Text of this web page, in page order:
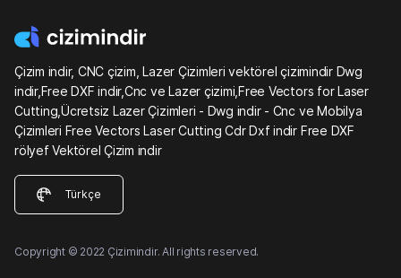
Çizim indir, CNC çizim, Lazer Çizimleri vektörel çizimindir Dwg
indir,Free DXF indir,Cnc ve Lazer çizimi,Free Vectors for Laser
Cutting,Ücretsiz Lazer Çizimleri - Dwg indir - Cnc ve Mobilya
Çizimleri Free Vectors Laser Cutting Cdr Dxf indir Free DXF
rölyef Vektörel Çizim indir
Türkçe
Copyright © 2022 Çizimindir. All rights reserved.